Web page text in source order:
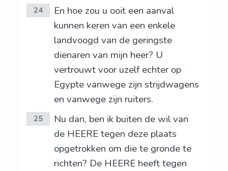
24
En hoe zou u ooit een aanval
kunnen keren van een enkele
landvoogd van de geringste
dienaren van mijn heer? U
vertrouwt voor uzelf echter op
Egypte vanwege zijn strijdwagens
en vanwege zijn ruiters.
25
Nu dan, ben ik buiten de wil van
de HEERE tegen deze plaats
opgetrokken om die te gronde te
richten? De HEERE heeft tegen